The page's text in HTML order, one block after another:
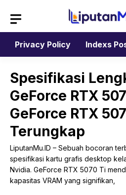
isi
Privacy Policy
Indexs
Spesifikasi
GeForce RTX
GeForce RTX
Terungkap
LiputanMu.ID – Sebuah bocoran
spesifikasi kartu grafis desktop
Nvidia. GeForce RTX 5070 Ti
kapasitas VRAM yang signifikan,